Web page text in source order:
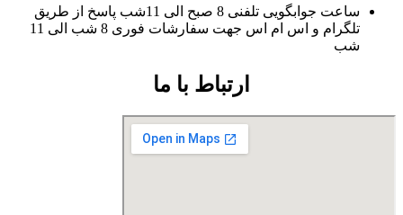
ساعت جوابگویی تلفنی 8 صبح الی 11شب پاسخ از طریق
تلگرام و اس ام اس جهت سفارشات فوری 8 شب الی 11
شب
ارتباط با ما